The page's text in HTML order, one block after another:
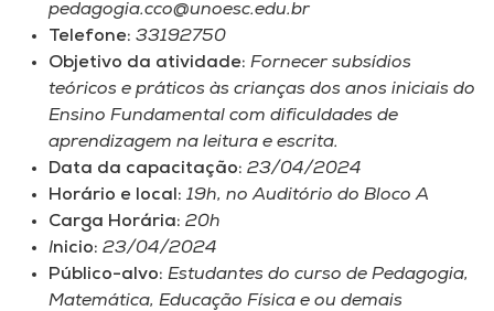
pedagogia.cco@unoesc.edu.br
Telefone: 33192750
Objetivo da atividade: Fornecer subsídios
teóricos e práticos às crianças dos anos iniciais do
Ensino Fundamental com dificuldades de
aprendizagem na leitura e escrita.
Data da capacitação: 23/04/2024
Horário e local: 19h, no Auditório do Bloco A
Carga Horária: 20h
Inicio: 23/04/2024
Público-alvo: Estudantes do curso de Pedagogia,
Matemática, Educação Física e ou demais